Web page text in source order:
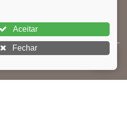
– CPL
PAGE
Aceitar
Fechar